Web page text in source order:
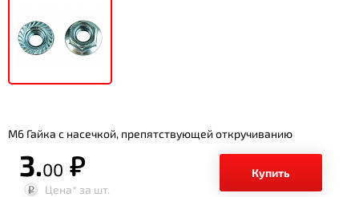
М6 Гайка с насечкой, препятствующей откручиванию
3.00 р.
Купить
Цена* за шт.